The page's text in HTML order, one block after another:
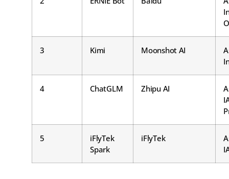
3 Kimi Moonshot AI
4 ChatGLM Zhipu AI
5
iFlyTek
Spark
iFlyTek